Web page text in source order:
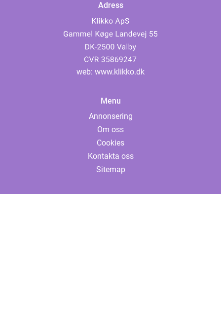
Adress
web: www.klikko.dk
Menu
Annonsering
Om oss
Cookies
Kontakta oss
Sitemap